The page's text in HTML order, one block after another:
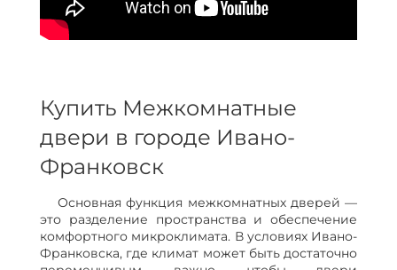
Купить Межкомнатные
двери в городе Ивано-
Франковск
Основная функция межкомнатных дверей —
это разделение пространства и обеспечение
комфортного микроклимата. В условиях Ивано-
Франковска, где климат может быть достаточно